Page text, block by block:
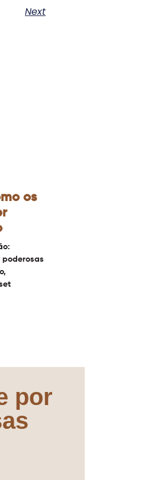
Next
os
poderosas
por